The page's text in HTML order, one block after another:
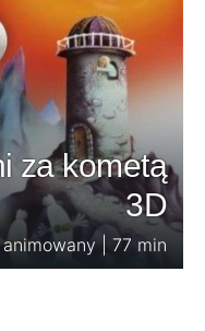
za kometą
3D
| 77 min